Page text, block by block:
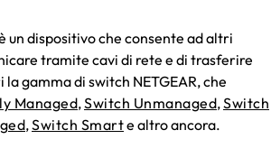
un dispositivo che consente ad altri
tramite cavi di rete e di trasferire
gamma di switch NETGEAR, che
Managed,Switch Unmanaged,Switch
,Switch Smarte altro ancora.